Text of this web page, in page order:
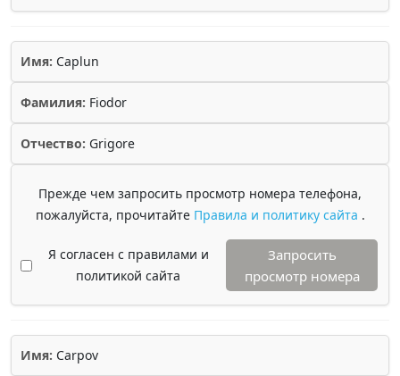
Имя: Caplun
Фамилия: Fiodor
Отчество: Grigore
Прежде чем запросить просмотр номера телефона,
пожалуйста, прочитайте Правила и политику сайта .
Я согласен с правилами и
политикой сайта
Запросить
просмотр номера
Имя: Carpov